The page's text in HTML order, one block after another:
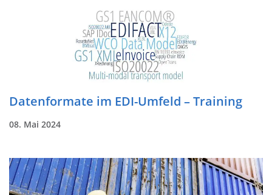
Datenformate im EDI-Umfeld – Training
08. Mai 2024